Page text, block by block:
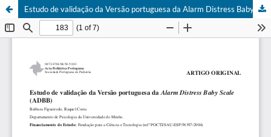
Estudo de validação da Versão portuguesa da Alarm Distress Baby Scale (ADBB)